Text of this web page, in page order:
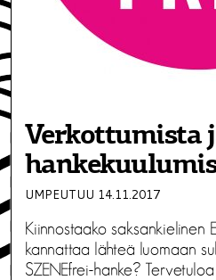
Verkottumista
UMPEUTUU 14.11.2017
Kiinnostaako
kannattaa lähteä luomaan
SZENEfrei-hanke?